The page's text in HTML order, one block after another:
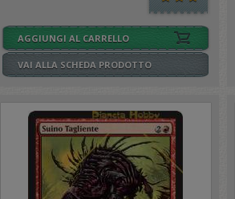
AGGIUNGI AL CARRELLO
VAI ALLA SCHEDA PRODOTTO